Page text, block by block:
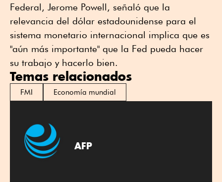
Federal, Jerome Powell, señaló que la
relevancia del dólar estadounidense para el
sistema monetario internacional implica que es
"aún más importante" que la Fed pueda hacer
su trabajo y hacerlo bien.
Temas relacionados
FMI Economía mundial
AFP